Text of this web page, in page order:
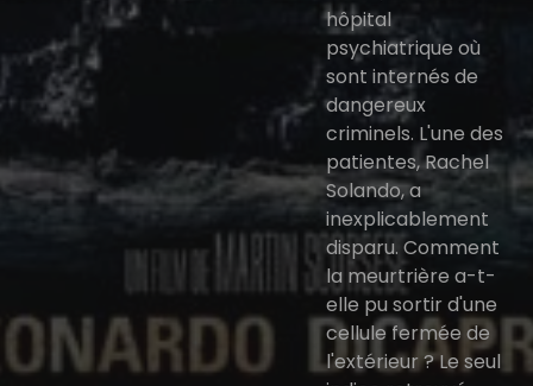
hôpital
psychiatrique où
sont internés de
dangereux
criminels. L'une des
patientes, Rachel
Solando, a
inexplicablement
disparu. Comment
la meurtrière a-t-
elle pu sortir d'une
cellule fermée de
l'extérieur ? Le seul